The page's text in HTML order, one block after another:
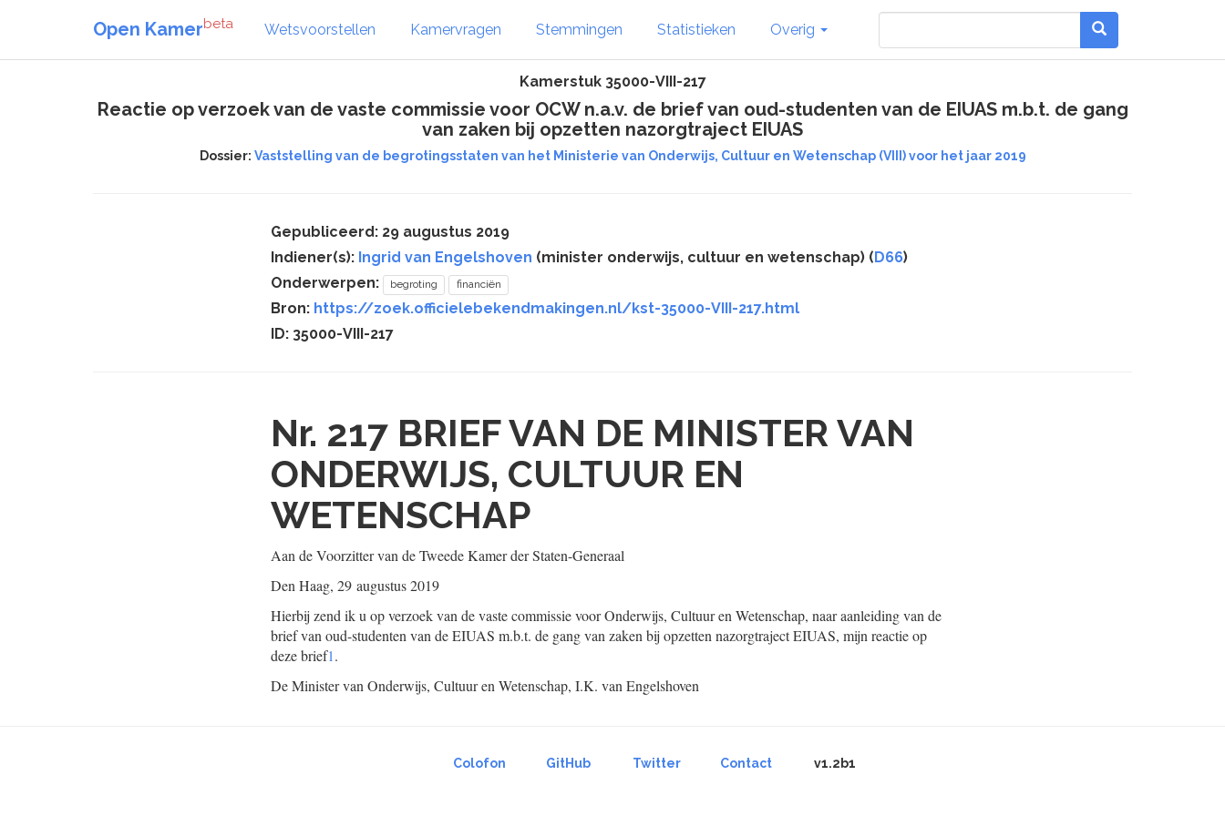
Open Kamerbeta Wetsvoorstellen Kamervragen Stemmingen Statistieken Overig
Kamerstuk 35000-VIII-217
Reactie op verzoek van de vaste commissie voor OCW n.a.v. de brief van oud-studenten van de EIUAS m.b.t. de gang
van zaken bij opzetten nazorgtraject EIUAS
Dossier: Vaststelling van de begrotingsstaten van het Ministerie van Onderwijs, Cultuur en Wetenschap (VIII) voor het jaar 2019
Gepubliceerd: 29 augustus 2019
Indiener(s): Ingrid van Engelshoven (minister onderwijs, cultuur en wetenschap) (D66)
Onderwerpen:
begroting financiën
Bron: https://zoek.officielebekendmakingen.nl/kst-35000-VIII-217.html
ID: 35000-VIII-217
Nr. 217 BRIEF VAN DE MINISTER VAN
ONDERWIJS, CULTUUR EN
WETENSCHAP
Aan de Voorzitter van de Tweede Kamer der Staten-Generaal
Den Haag, 29 augustus 2019
Hierbij zend ik u op verzoek van de vaste commissie voor Onderwijs, Cultuur en Wetenschap, naar aanleiding van de
brief van oud-studenten van de EIUAS m.b.t. de gang van zaken bij opzetten nazorgtraject EIUAS, mijn reactie op
deze brief1.
De Minister van Onderwijs, Cultuur en Wetenschap, I.K. van Engelshoven
Colofon GitHub Twitter Contact v1.2b1